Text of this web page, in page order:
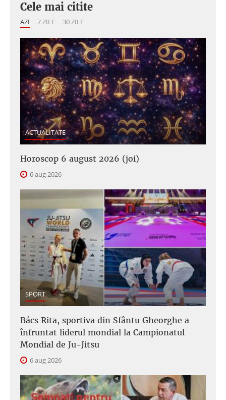
Cele mai citite
AZI 7 ZILE 30 ZILE
ACTUALITATE
Horoscop 6 august 2026 (joi)
6 aug 2026
SPORT
Bács Rita, sportiva din Sfântu Gheorghe a
înfruntat liderul mondial la Campionatul
Mondial de Ju-Jitsu
6 aug 2026